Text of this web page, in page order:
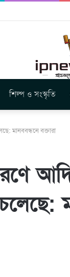
শিল্প ও সংস্কৃতি
মানববন্ধনে বক্তারা